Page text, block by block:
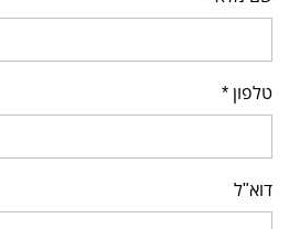
טלפון *
דוא"ל